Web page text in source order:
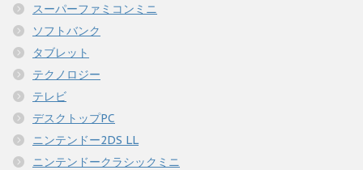
スーパーファミコンミニ
ソフトバンク
タブレット
テクノロジー
テレビ
デスクトップPC
ニンテンドー2DS LL
ニンテンドークラシックミニ